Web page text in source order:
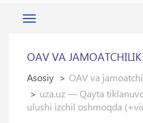
Toggle
OAV VA
Asosiy
OAV va
uza.uz — Qayta
ulushi izchil oshmoqda